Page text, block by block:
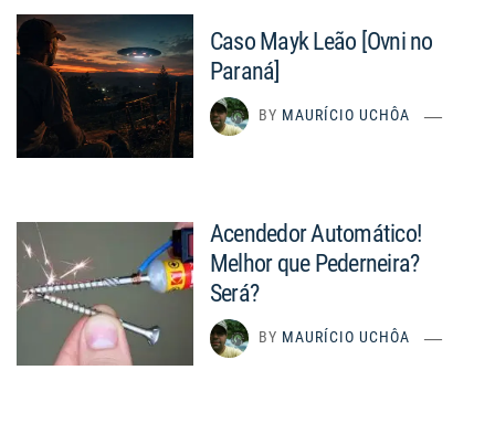
Caso Mayk Leão [Ovni no
Paraná]
BY MAURÍCIO UCHÔA
Acendedor Automático!
Melhor que Pederneira?
Será?
BY MAURÍCIO UCHÔA